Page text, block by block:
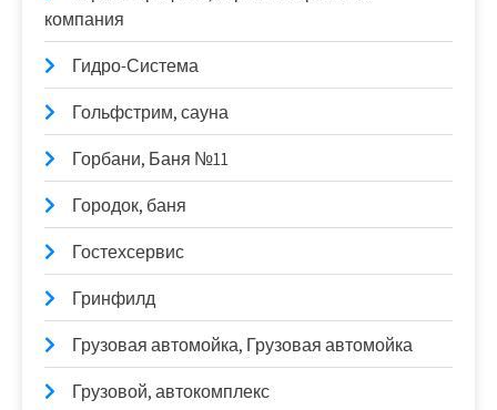
компания
Гидро-Система
Гольфстрим, сауна
Горбани, Баня №11
Городок, баня
Гостехсервис
Гринфилд
Грузовая автомойка, Грузовая автомойка
Грузовой, автокомплекс